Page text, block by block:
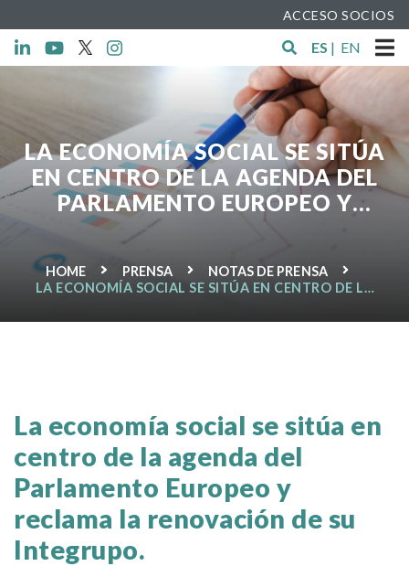
ACCESO SOCIOS
ES | EN
LA ECONOMÍA SOCIAL SE SITÚA
EN CENTRO DE LA AGENDA DEL
PARLAMENTO EUROPEO Y
RECLAMA LA RENOVACIÓN DE SU
INTEGRUPO.
HOME PRENSA
NOTAS DE PRENSA
LA ECONOMÍA SOCIAL SE SITÚA EN CENTRO DE LA
LA RENOVACIÓN DE SU INTEGRUPO.
La economía social se sitúa en
centro de la agenda del
Parlamento Europeo y
reclama la renovación de su
Integrupo.